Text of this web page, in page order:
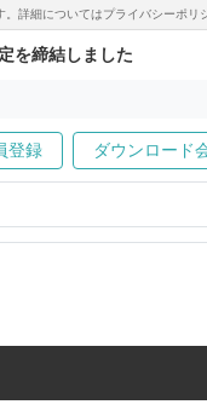
詳細についてはプライバシーポリ
を締結しました
登録 ダウンロード